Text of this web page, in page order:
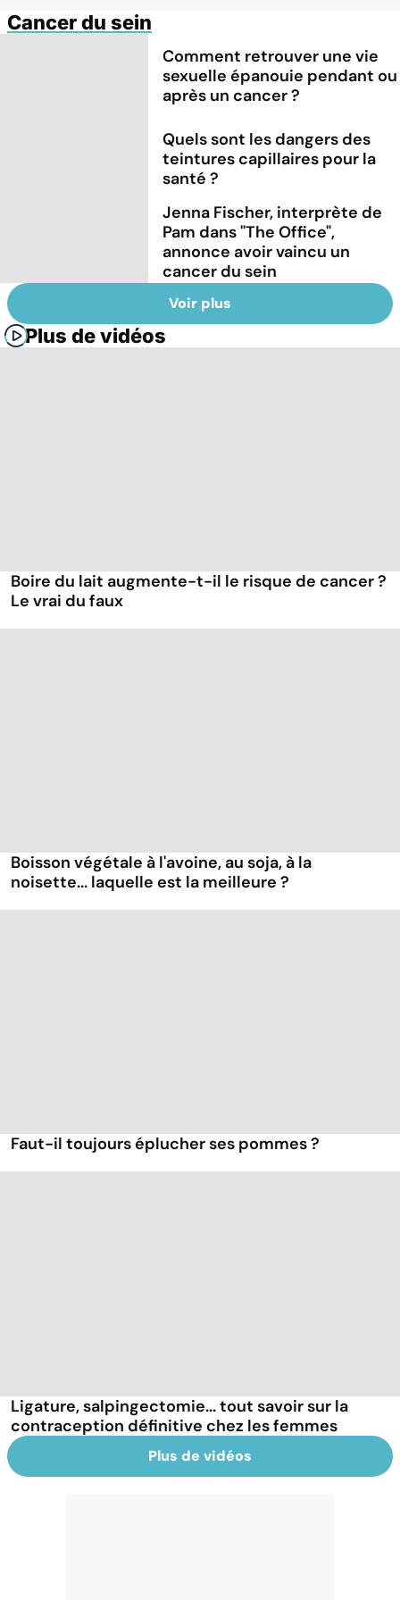
Cancer du sein
Comment retrouver une vie
sexuelle épanouie pendant ou
après un cancer ?
Quels sont les dangers des
teintures capillaires pour la
santé ?
Jenna Fischer, interprète de
Pam dans "The Office",
annonce avoir vaincu un
cancer du sein
Voir plus
Plus de vidéos
Boire du lait augmente-t-il le risque de cancer ?
Le vrai du faux
Boisson végétale à l'avoine, au soja, à la
noisette... laquelle est la meilleure ?
Faut-il toujours éplucher ses pommes ?
Ligature, salpingectomie... tout savoir sur la
contraception définitive chez les femmes
Plus de vidéos